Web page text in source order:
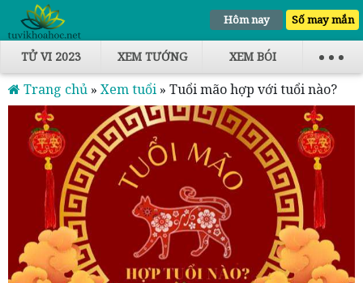
Hôm nay Số may mắn
TỬ VI 2023 XEM TƯỚNG XEM BÓI
Trang chủ » Xem tuổi » Tuổi mão hợp với tuổi nào?